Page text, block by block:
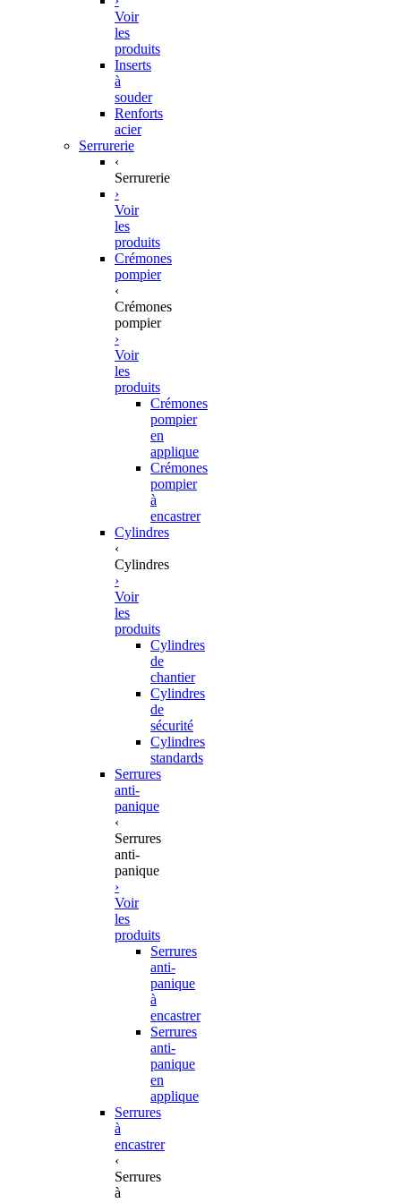
Voir
les
produits
Inserts
à
souder
Renforts
acier
Serrurerie
‹
Serrurerie
›
Voir
les
produits
Crémones
pompier
‹
Crémones
pompier
›
Voir
les
produits
Crémones
pompier
en
applique
Crémones
pompier
à
encastrer
Cylindres
‹
Cylindres
›
Voir
les
produits
Cylindres
de
chantier
Cylindres
de
sécurité
Cylindres
standards
Serrures
anti-
panique
‹
Serrures
anti-
panique
›
Voir
les
produits
Serrures
anti-
panique
à
encastrer
Serrures
anti-
panique
en
applique
Serrures
à
encastrer
‹
Serrures
à